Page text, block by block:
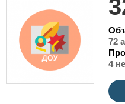
72
4